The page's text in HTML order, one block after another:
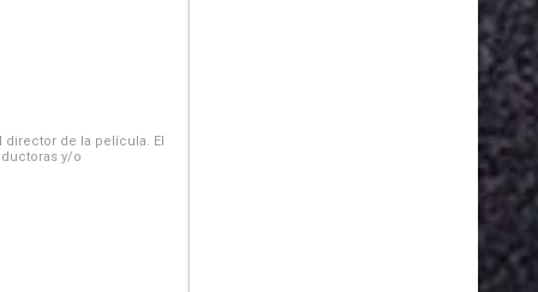
de la película. El
y/o